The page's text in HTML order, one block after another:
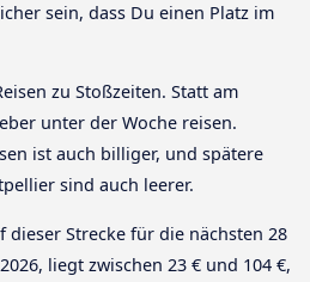
sein, dass Du einen Platz im
zu Stoßzeiten. Statt am
unter der Woche reisen.
ist auch billiger, und spätere
sind auch leerer.
Strecke für die nächsten 28
, liegt zwischen 23 € und 104 €,